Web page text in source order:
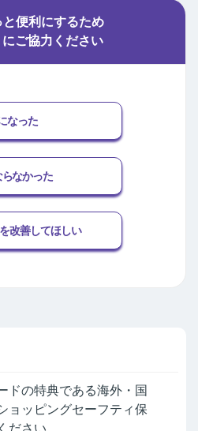
と便利にするため
ご協力ください
なった
なかった
改善してほしい
ドの特典である海外・国
ョッピングセーフティ保